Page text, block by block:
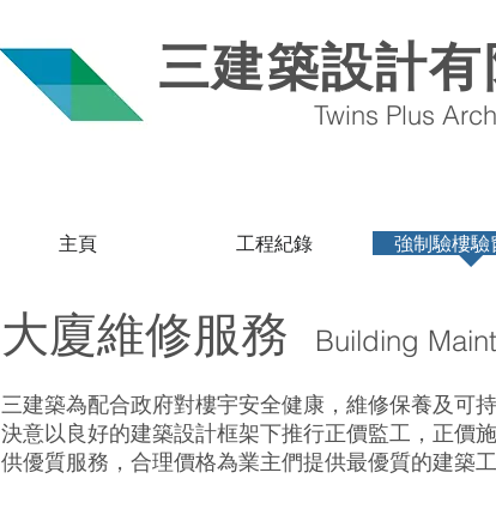
三建築設計有
Twins Plus
主頁 工程紀錄 強制驗樓驗
大廈維修服務 Building
三建築為配合政府對樓宇安全健康，維修保養及可
決意以良好的建築設計框架下推行正價監工，正價
供優質服務，合理價格為業主們提供最優質的建築工